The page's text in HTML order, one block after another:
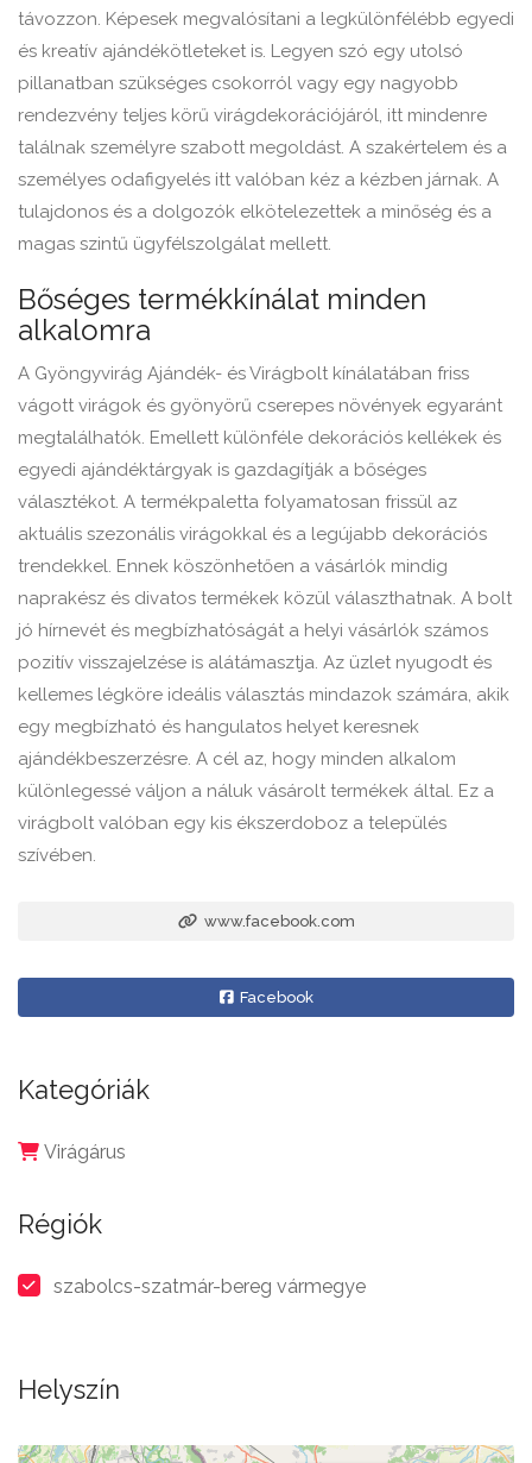
távozzon. Képesek megvalósítani a legkülönfélébb egyedi
és kreatív ajándékötleteket is. Legyen szó egy utolsó
pillanatban szükséges csokorról vagy egy nagyobb
rendezvény teljes körű virágdekorációjáról, itt mindenre
találnak személyre szabott megoldást. A szakértelem és a
személyes odafigyelés itt valóban kéz a kézben járnak. A
tulajdonos és a dolgozók elkötelezettek a minőség és a
magas szintű ügyfélszolgálat mellett.
Bőséges termékkínálat minden
alkalomra
A Gyöngyvirág Ajándék- és Virágbolt kínálatában friss
vágott virágok és gyönyörű cserepes növények egyaránt
megtalálhatók. Emellett különféle dekorációs kellékek és
egyedi ajándéktárgyak is gazdagítják a bőséges
választékot. A termékpaletta folyamatosan frissül az
aktuális szezonális virágokkal és a legújabb dekorációs
trendekkel. Ennek köszönhetően a vásárlók mindig
naprakész és divatos termékek közül választhatnak. A bolt
jó hírnevét és megbízhatóságát a helyi vásárlók számos
pozitív visszajelzése is alátámasztja. Az üzlet nyugodt és
kellemes légköre ideális választás mindazok számára, akik
egy megbízható és hangulatos helyet keresnek
ajándékbeszerzésre. A cél az, hogy minden alkalom
különlegessé váljon a náluk vásárolt termékek által. Ez a
virágbolt valóban egy kis ékszerdoboz a település
szívében.
www.facebook.com
Facebook
Kategóriák
Virágárus
Régiók
szabolcs-szatmár-bereg vármegye
Helyszín